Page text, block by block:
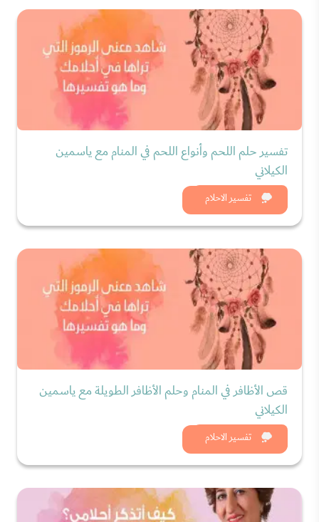
تفسير الاحلام
تفسير حلم اللحم وأنواع اللحم في المنام مع ياسمين
الكيلاني
شاهد الان
تفسير الاحلام
قص الأظافر في المنام وحلم الأظافر الطويلة مع ياسمين
الكيلاني
شاهد الان